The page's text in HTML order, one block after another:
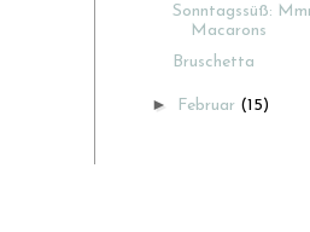
Sonntagssüß:
Macarons
Bruschetta
► Februar (15)